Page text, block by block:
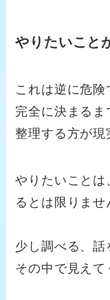
やりたいこと
これは逆に危険
完全に決まるま
整理する方が現
やりたいこと
るとは限りませ
少し調べる、話
その中で見えて